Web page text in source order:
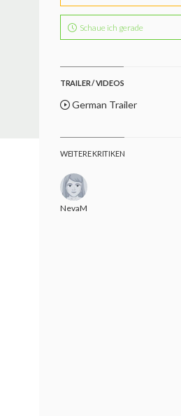
Schaue ich gerade
TRAILER / VIDEOS
German Trailer
WEITERE KRITIKEN
NevaMasquarade